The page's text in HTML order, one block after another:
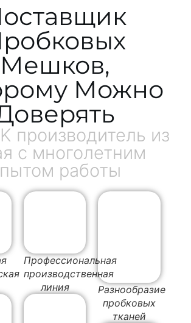
Мешков,
Можно
производитель из
с многолетним
работы
Профессиональная
производственная
линия
Разнообразие
пробковых
тканей